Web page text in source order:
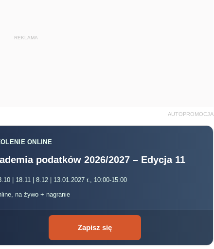
REKLAMA
AUTOPROMOCJA
ONLINE
podatków 2026/2027 – Edycja 11
| 18.11 | 8.12 | 13.01.2027 r., 10:00-15:00
na żywo + nagranie
Zapisz się